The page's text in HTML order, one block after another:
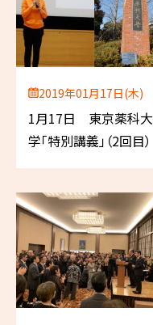
2019年01月17日(木)
1月17日 東京薬科大
学「特別講義」（2回目）